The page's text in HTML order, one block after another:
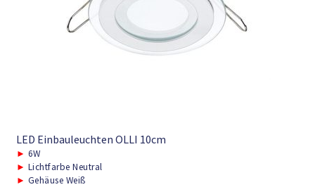
LED Einbauleuchten OLLI 10cm
► 6W
► Lichtfarbe Neutral
► Gehäuse Weiß